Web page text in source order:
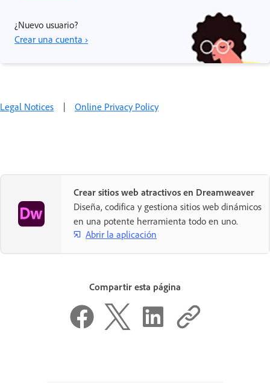
¿Nuevo usuario?
Crear una cuenta ›
Legal Notices | Online Privacy Policy
Crear sitios web atractivos en Dreamweaver
Diseña, codifica y gestiona sitios web dinámicos
en una potente herramienta todo en uno.
Abrir la aplicación
Compartir esta página